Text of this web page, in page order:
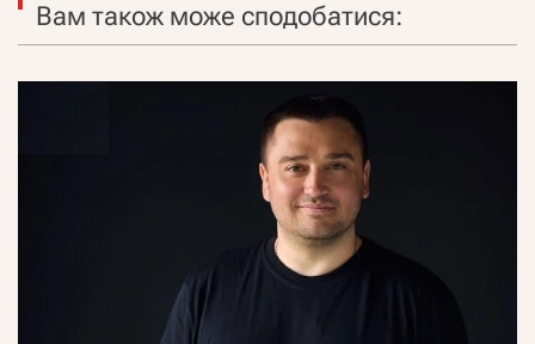
Вам також може сподобатися: